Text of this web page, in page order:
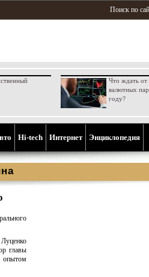
Поиск по
Что ждать от
валютных
году?
Hi-tech Интернет Энциклопедия
главы
опытом